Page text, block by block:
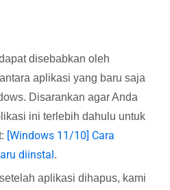
disebabkan oleh
aplikasi yang baru saja
Disarankan agar Anda
ini terlebih dahulu untuk
[Windows 11/10] Cara
diinstal.
aplikasi dihapus, kami